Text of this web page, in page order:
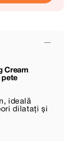
Cream
pete
ideală
dilatați și